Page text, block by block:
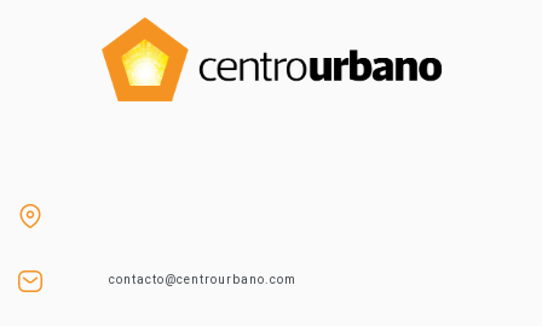
contacto@centrourbano.com